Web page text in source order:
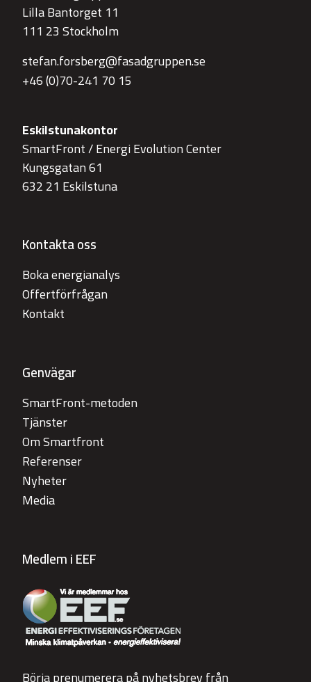
Lilla Bantorget 11
111 23 Stockholm
stefan.forsberg@fasadgruppen.se
+46 (0)70-241 70 15
Eskilstunakontor
SmartFront / Energi Evolution Center
Kungsgatan 61
632 21 Eskilstuna
Kontakta oss
Boka energianalys
Offertförfrågan
Kontakt
Genvägar
SmartFront-metoden
Tjänster
Om Smartfront
Referenser
Nyheter
Media
Medlem i EEF